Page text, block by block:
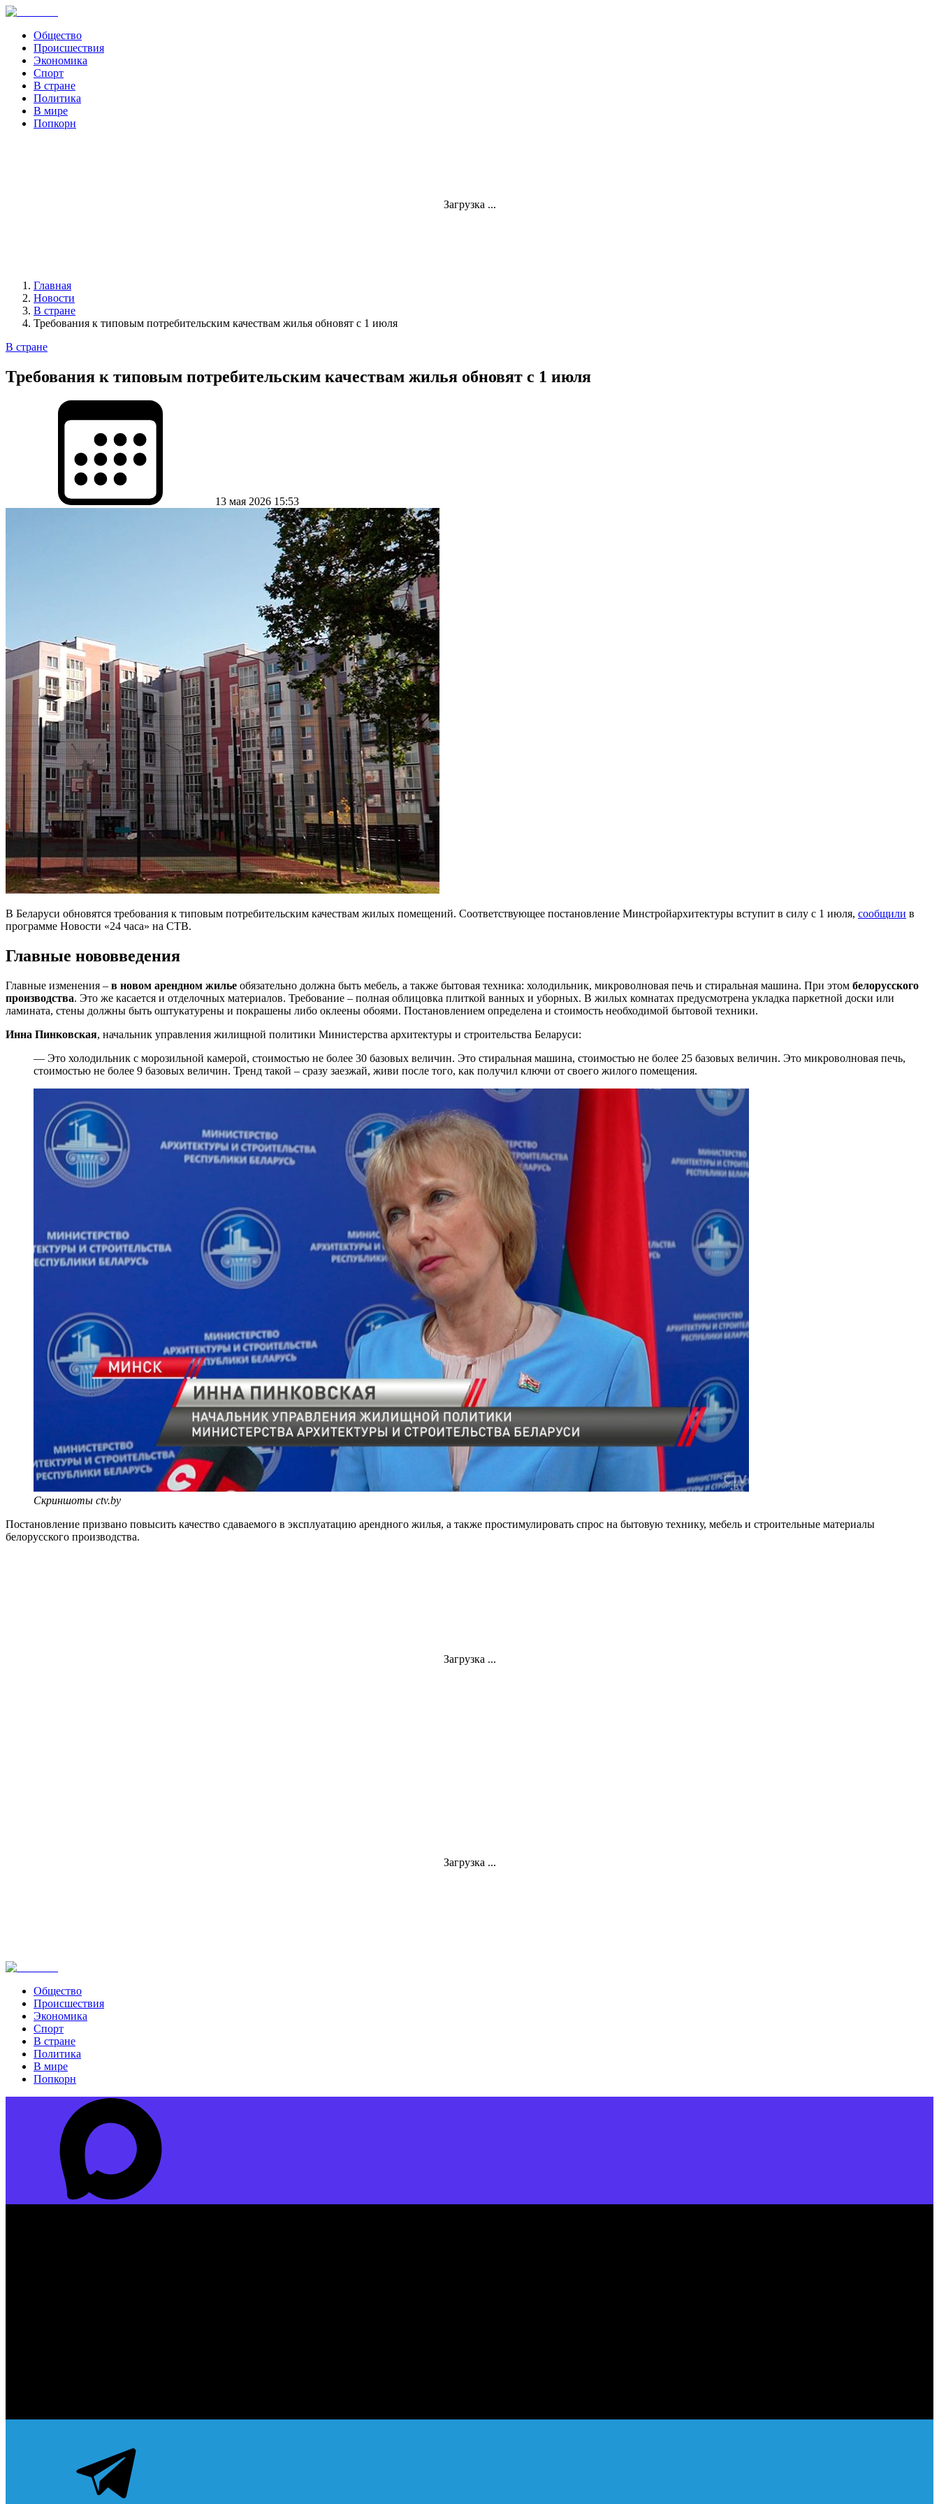
Общество
Происшествия
Экономика
Спорт
В стране
Политика
В мире
Попкорн
Загрузка ...
Главная
Новости
В стране
Требования к типовым потребительским качествам жилья обновят с 1 июля
В стране
Требования к типовым потребительским качествам жилья обновят с 1 июля
13 мая 2026 15:53
В Беларуси обновятся требования к типовым потребительским качествам жилых помещений. Соответствующее постановление Минстройархитектуры вступит в силу с 1 июля, сообщили в
программе Новости «24 часа» на СТВ.
Главные нововведения
Главные изменения – в новом арендном жилье обязательно должна быть мебель, а также бытовая техника: холодильник, микроволновая печь и стиральная машина. При этом белорусского
производства. Это же касается и отделочных материалов. Требование – полная облицовка плиткой ванных и уборных. В жилых комнатах предусмотрена укладка паркетной доски или
ламината, стены должны быть оштукатурены и покрашены либо оклеены обоями. Постановлением определена и стоимость необходимой бытовой техники.
Инна Пинковская, начальник управления жилищной политики Министерства архитектуры и строительства Беларуси:
— Это холодильник с морозильной камерой, стоимостью не более 30 базовых величин. Это стиральная машина, стоимостью не более 25 базовых величин. Это микроволновая печь,
стоимостью не более 9 базовых величин. Тренд такой – сразу заезжай, живи после того, как получил ключи от своего жилого помещения.
Скриншоты ctv.by
Постановление призвано повысить качество сдаваемого в эксплуатацию арендного жилья, а также простимулировать спрос на бытовую технику, мебель и строительные материалы
белорусского производства.
Загрузка ...
Загрузка ...
Общество
Происшествия
Экономика
Спорт
В стране
Политика
В мире
Попкорн